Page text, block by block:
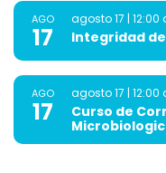
AGO
17
agosto 17 | 12:00
Integridad
AGO
17
agosto 17 | 12:00
Curso de